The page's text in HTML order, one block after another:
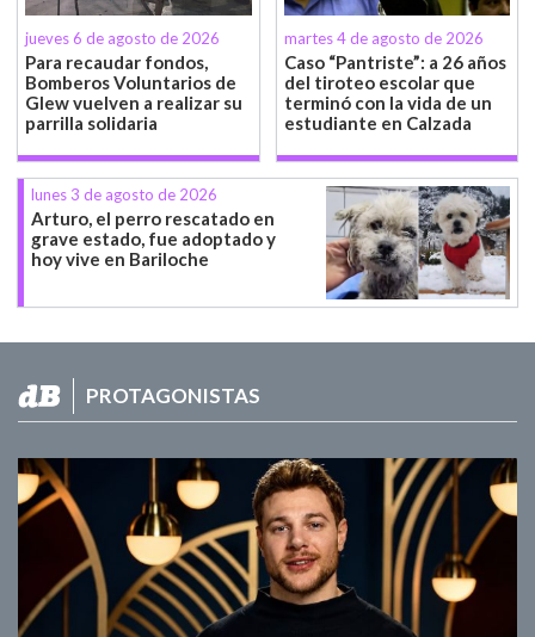
jueves 6 de agosto de 2026
Para recaudar fondos,
Bomberos Voluntarios de
Glew vuelven a realizar su
parrilla solidaria
martes 4 de agosto de 2026
Caso “Pantriste”: a 26 años
del tiroteo escolar que
terminó con la vida de un
estudiante en Calzada
lunes 3 de agosto de 2026
Arturo, el perro rescatado en
grave estado, fue adoptado y
hoy vive en Bariloche
PROTAGONISTAS